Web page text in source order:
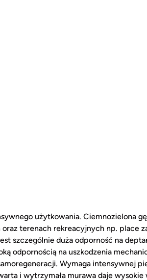
użytkowania. Ciemnozielona
terenach rekreacyjnych np. place
szczególnie duża odporność na
odpornością na uszkodzenia
Wymaga intensywnej
i wytrzymała murawa daje